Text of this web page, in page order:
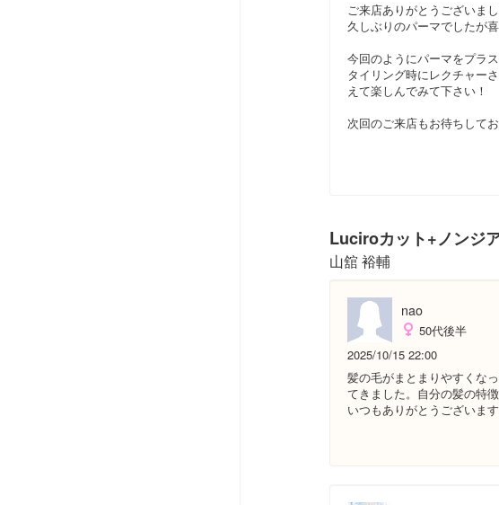
ご来店ありがとうございまし
久しぶりのパーマでしたが
今回のようにパーマをプラ
タイリング時にレクチャー
えて楽しんでみて下さい！
次回のご来店もお待ちしてお
Luciroカット+ノンジ
山舘 裕輔
nao
50代後半
2025/10/15 22:00
髪の毛がまとまりやすくな
てきました。自分の髪の特
いつもありがとうございます